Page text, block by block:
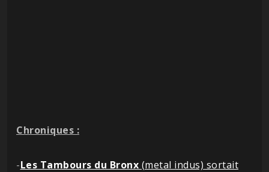
Chroniques :
-Les Tambours du Bronx (metal indus) sortait